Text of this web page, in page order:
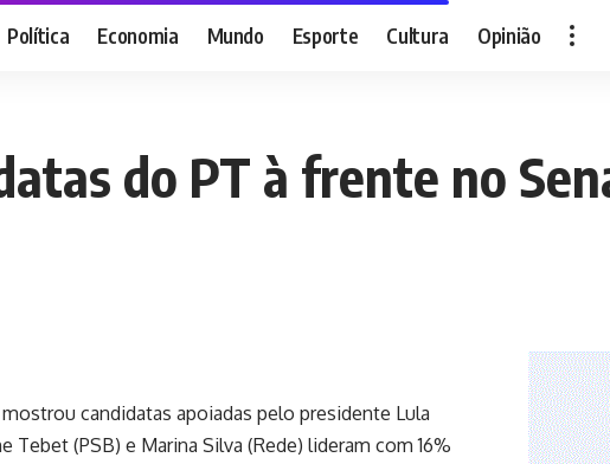
Política Economia Mundo Esporte Cultura Opinião
do PT à frente no
candidatas apoiadas pelo presidente Lula
Tebet (PSB) e Marina Silva (Rede) lideram com 16%